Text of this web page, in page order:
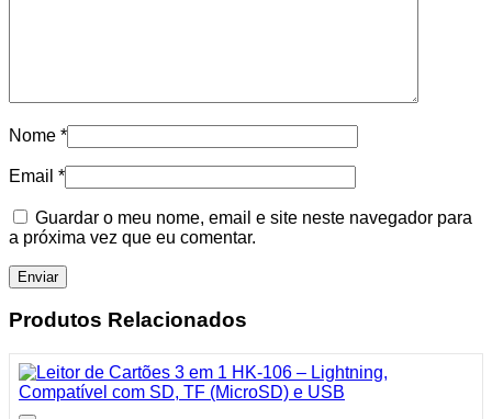
Nome *
Email *
Guardar o meu nome, email e site neste navegador para
a próxima vez que eu comentar.
Produtos Relacionados